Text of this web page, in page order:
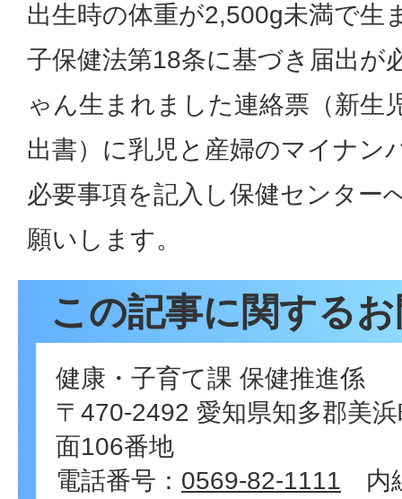
出生時の体重が2,500g未満で生
子保健法第18条に基づき届出が
ゃん生まれました連絡票（新生
出書）に乳児と産婦のマイナン
必要事項を記入し保健センター
願いします。
この記事に関する
健康・子育て課 保健推進係
〒470-2492 愛知県知多郡美
面106番地
電話番号： 0569-82-1111 内